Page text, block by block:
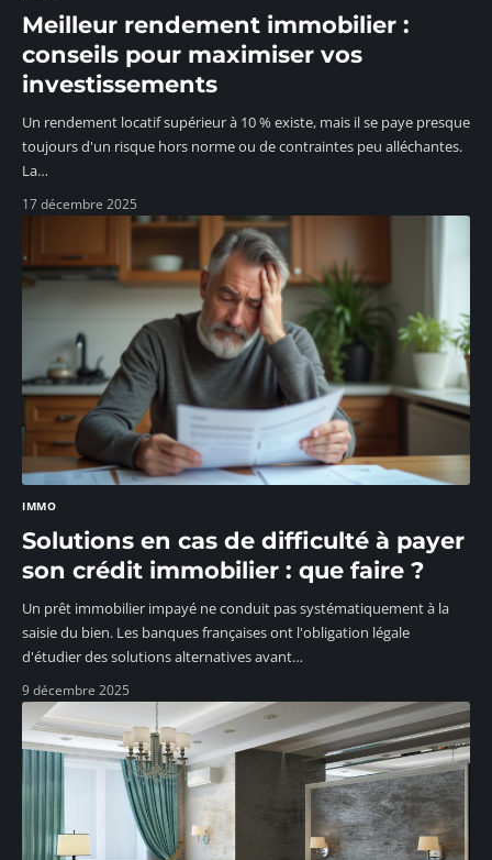
Meilleur rendement immobilier :
conseils pour maximiser vos
investissements
Un rendement locatif supérieur à 10 % existe, mais il se paye presque
toujours d'un risque hors norme ou de contraintes peu alléchantes.
La…
17 décembre 2025
IMMO
Solutions en cas de difficulté à payer
son crédit immobilier : que faire ?
Un prêt immobilier impayé ne conduit pas systématiquement à la
saisie du bien. Les banques françaises ont l'obligation légale
d'étudier des solutions alternatives avant…
9 décembre 2025